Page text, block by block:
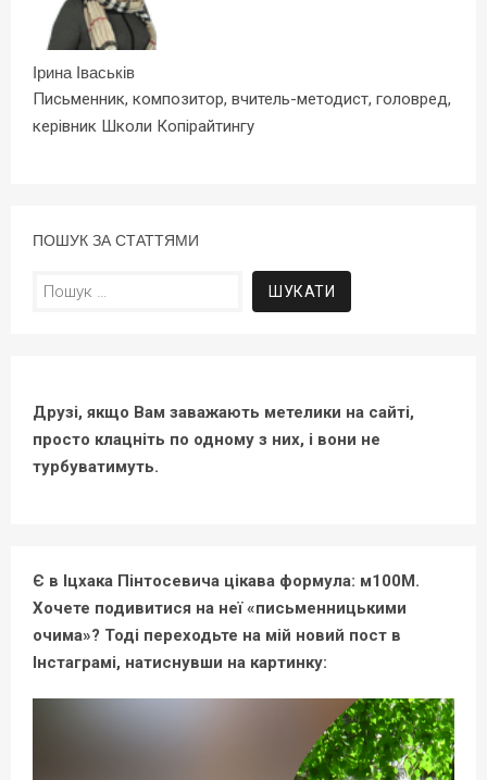
Ірина Іваськів
Письменник, композитор, вчитель-методист, головред,
керівник Школи Копірайтингу
ПОШУК ЗА СТАТТЯМИ
Пошук:
Друзі, якщо Вам заважають метелики на сайті,
просто клацніть по одному з них, і вони не
турбуватимуть.
Є в Іцхака Пінтосевича цікава формула: м100М.
Хочете подивитися на неї «письменницькими
очима»? Тоді переходьте на мій новий пост в
Інстаграмі, натиснувши на картинку: